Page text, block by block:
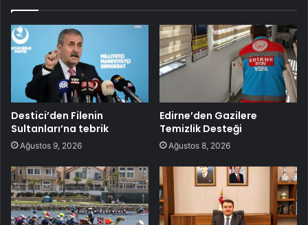
Destici’den Filenin
Sultanları’na tebrik
Ağustos 9, 2026
Edirne’den Gazilere
Temizlik Desteği
Ağustos 8, 2026